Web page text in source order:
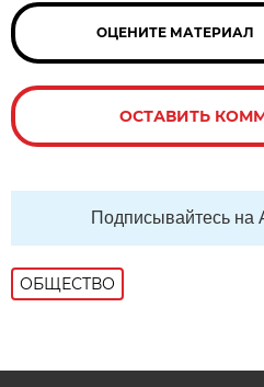
ОЦЕНИТЕ МАТЕРИАЛ
ОСТАВИТЬ
Подписывайтесь на
ОБЩЕСТВО